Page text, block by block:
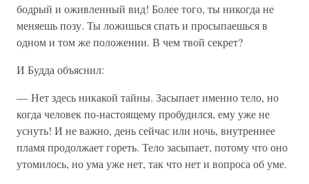
бодрый и оживленный вид! Более того, ты никогда не
меняешь позу. Ты ложишься спать и просыпаешься в
одном и том же положении. В чем твой секрет?
И Будда объяснил:
— Нет здесь никакой тайны. Засыпает именно тело, но
когда человек по-настоящему пробудился, ему уже не
уснуть! И не важно, день сейчас или ночь, внутреннее
пламя продолжает гореть. Тело засыпает, потому что оно
утомилось, но ума уже нет, так что нет и вопроса об уме.